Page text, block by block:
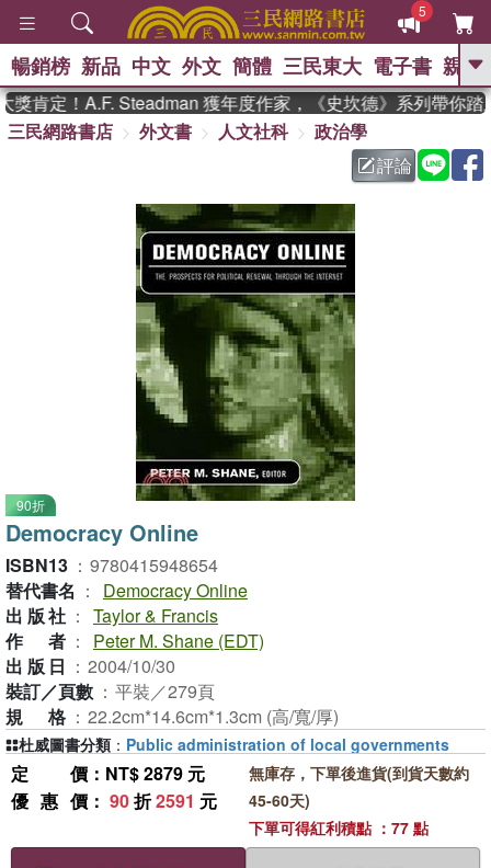
5
GO
熱搜： 東野圭吾 、 高希均教授回憶錄
父親節 、 如果歷
暑期推薦 、 國際布克
獎 臺灣漫遊錄 、 方念華
登輝時代 、 數學女孩：黎曼猜想
偉大的迷走神經
暢銷榜 新品 中文 外文 簡體 三民東大 電子書 親子
肯定！A.F. Steadman 獲年度作家，《史坎德》系列帶你踏
三民網路書店
外文書 人文社科
政治學
評論
90折
Democracy Online
ISBN13 ： 9780415948654
替代書名 ：
Democracy Online
出版社 ： Taylor & Francis
作者 ：
Peter M. Shane (EDT)
出版日 ： 2004/10/30
裝訂／頁數 ： 平裝／279頁
規格 ： 22.2cm*14.6cm*1.3cm (高/寬/厚)
定價 ：NT$ 2879 元
優惠價 ： 90折2591 元
無庫存，下單後進貨(到貨天數約
45-60天)
下單可得紅利積點 ：77 點
杜威圖書分類 ： Public administration of local governments